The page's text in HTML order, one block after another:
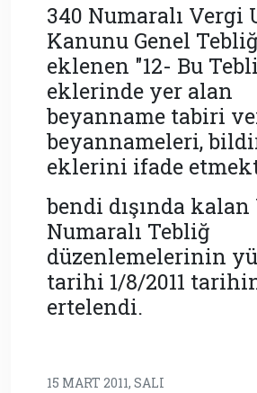
340 Numaralı Vergi
Kanunu Genel
eklenen "12- Bu
eklerinde yer alan
beyanname tabiri
beyannameleri,
eklerini ifade
bendi dışında kalan
Numaralı Tebliğ
düzenlemelerinin
tarihi 1/8/2011
ertelendi.
15 MART 2011, SALI